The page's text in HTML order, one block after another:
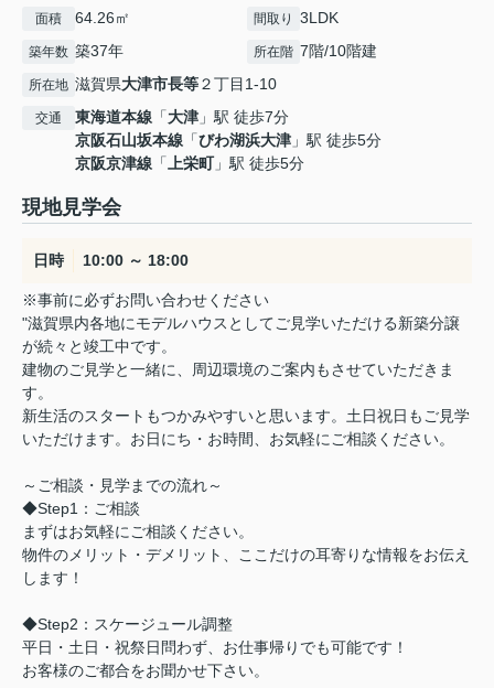
面積 64.26㎡ 間取り 3LDK
築年数 築37年 所在階 7階/10階建
所在地 滋賀県大津市長等２丁目1-10
交通 東海道本線 「大津 」駅 徒歩7分
京阪石山坂本線 「びわ湖浜大津 」駅 徒歩5分
京阪京津線 「上栄町」駅 徒歩5分
現地見学会
日時 10:00 ～ 18:00
※事前に必ずお問い合わせください
"滋賀県内各地にモデルハウスとしてご見学いただける新築分譲
が続々と竣工中です。
建物のご見学と一緒に、周辺環境のご案内もさせていただきま
す。
新生活のスタートもつかみやすいと思います。土日祝日もご見学
いただけます。お日にち・お時間、お気軽にご相談ください。
～ご相談・見学までの流れ～
◆Step1：ご相談
まずはお気軽にご相談ください。
物件のメリット・デメリット、ここだけの耳寄りな情報をお伝え
します！
◆Step2：スケージュール調整
平日・土日・祝祭日問わず、お仕事帰りでも可能です！
お客様のご都合をお聞かせ下さい。